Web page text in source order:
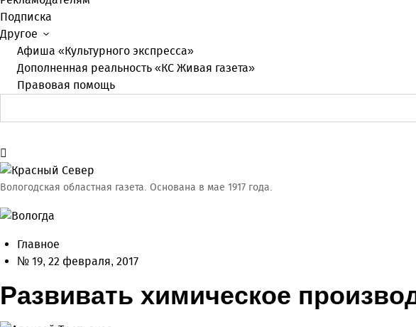
Подписка
Другое
Афиша «Культурного экспресса»
Дополненная реальность «КС Живая газета»
Правовая помощь
Вологодская областная газета. Основана в мае 1917 года.
Главное
№ 19, 22 февраля, 2017
Развивать химическое